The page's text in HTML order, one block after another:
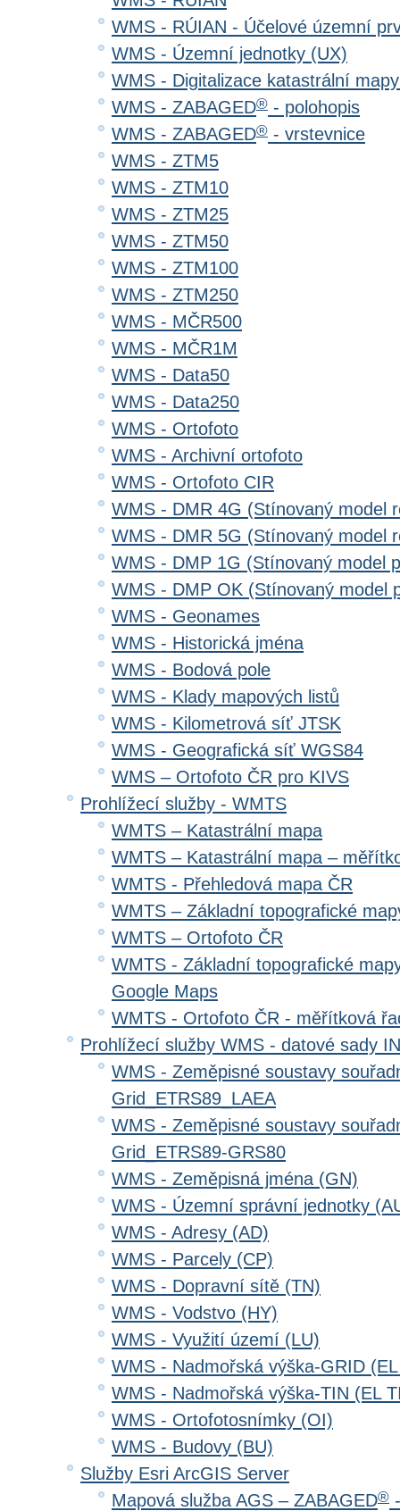
WMS - RÚIAN - Účelové územní
WMS - Územní jednotky (UX)
WMS - Digitalizace katastrální
WMS - ZABAGED® - polohopis
WMS - ZABAGED® - vrstevnice
WMS - ZTM5
WMS - ZTM10
WMS - ZTM25
WMS - ZTM50
WMS - ZTM100
WMS - ZTM250
WMS - MČR500
WMS - MČR1M
WMS - Data50
WMS - Data250
WMS - Ortofoto
WMS - Archivní ortofoto
WMS - Ortofoto CIR
WMS - DMR 4G (Stínovaný model
WMS - DMR 5G (Stínovaný model
WMS - DMP 1G (Stínovaný model
WMS - DMP OK (Stínovaný model
WMS - Geonames
WMS - Historická jména
WMS - Bodová pole
WMS - Klady mapových listů
WMS - Kilometrová síť JTSK
WMS - Geografická síť WGS84
WMS – Ortofoto ČR pro KIVS
Prohlížecí služby - WMTS
WMTS – Katastrální mapa
WMTS – Katastrální mapa –
WMTS - Přehledová mapa ČR
WMTS – Základní topografické
WMTS – Ortofoto ČR
WMTS - Základní topografické
Google Maps
WMTS - Ortofoto ČR - měřítková
Prohlížecí služby WMS - datové sady
WMS - Zeměpisné soustavy
Grid_ETRS89_LAEA
WMS - Zeměpisné soustavy
Grid_ETRS89-GRS80
WMS - Zeměpisná jména (GN)
WMS - Územní správní jednotky
WMS - Adresy (AD)
WMS - Parcely (CP)
WMS - Dopravní sítě (TN)
WMS - Vodstvo (HY)
WMS - Využití území (LU)
WMS - Nadmořská výška-GRID
WMS - Nadmořská výška-TIN (EL
WMS - Ortofotosnímky (OI)
WMS - Budovy (BU)
Služby Esri ArcGIS Server
Mapová služba AGS – ZABAGED®